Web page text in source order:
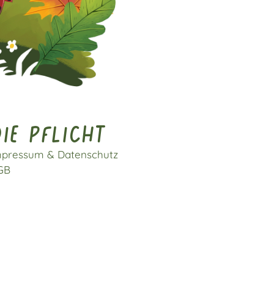
pflicht
& Datenschutz